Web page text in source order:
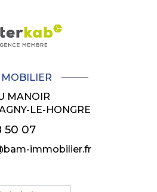
MANOIR
LE-HONGRE
50 07
immobilier.fr